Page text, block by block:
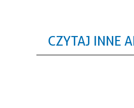
CZYTAJ INNE